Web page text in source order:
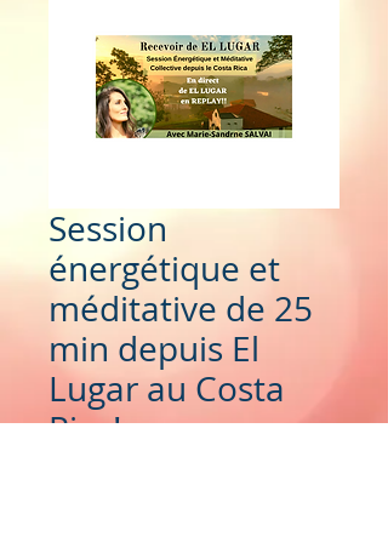
Session
énergétique et
méditative de 25
min depuis El
Lugar au Costa
Rica!